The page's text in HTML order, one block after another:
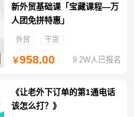
新外贸基础课「宝藏课程—万
人团免拼特惠」
外贸 干货
￥958.00 9.2W人已报名
《让老外下订单的第1通电话
该怎么打？》